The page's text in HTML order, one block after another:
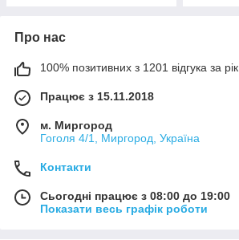
Про нас
100% позитивних з 1201 відгука за рік
Працює з 15.11.2018
м. Миргород
Гоголя 4/1, Миргород, Україна
Контакти
Сьогодні працює з 08:00 до 19:00
Показати весь графік роботи